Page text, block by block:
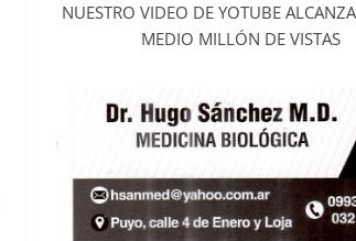
NUESTRO VIDEO DE YOTUBE
MEDIO MILLÓN DE VISTAS